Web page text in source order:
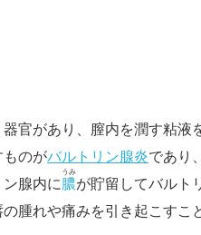
官があり、膣内を潤す粘液
ものがバルトリン腺炎であり
腺内に膿
うみ
が貯留してバルト
腫れや痛みを引き起こすこ